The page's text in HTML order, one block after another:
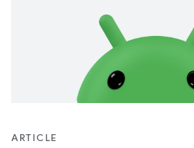
ARTICLE